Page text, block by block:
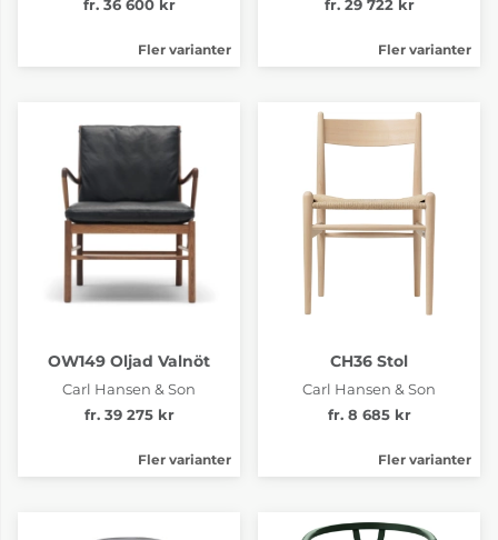
fr. 36 600 kr
Fler varianter
fr. 29 722 kr
Fler varianter
OW149 Oljad Valnöt
Carl Hansen & Son
fr. 39 275 kr
Fler varianter
CH36 Stol
Carl Hansen & Son
fr. 8 685 kr
Fler varianter